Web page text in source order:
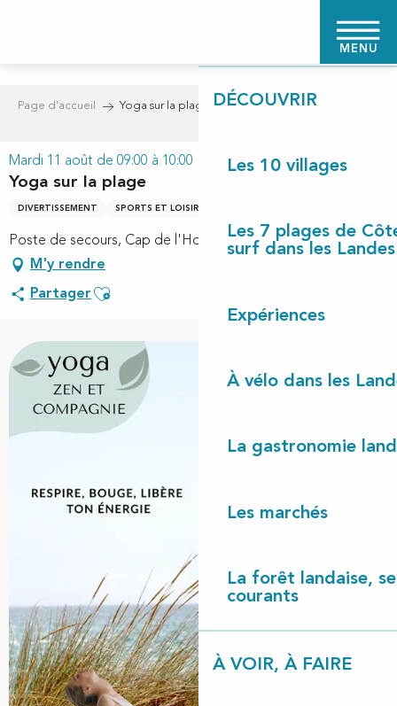
MENU
PAGE D'ACCUEIL
DÉCOUVRIR
Les 10 villages
Les 7 plages de
surf dans les Landes
Expériences
À vélo dans les
La gastronomie
Les marchés
La forêt landaise,
courants
À VOIR, À FAIRE
Page d’accueil Yoga sur la plage
Mardi 11 août de 09:00 à 10:00
Yoga sur la plage
DIVERTISSEMENT SPORTS ET LOISIRS
Poste de secours, Cap de l'Homy, 40170 Lit-et-Mixe
M'y rendre
Partager Ajouter aux favoris